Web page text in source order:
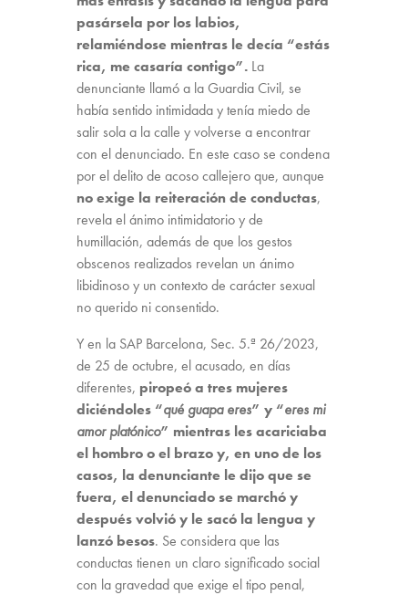
pasársela por los labios,
relamiéndose mientras le decía “estás
rica, me casaría contigo”. La
denunciante llamó a la Guardia Civil, se
había sentido intimidada y tenía miedo de
salir sola a la calle y volverse a encontrar
con el denunciado. En este caso se condena
por el delito de acoso callejero que, aunque
no exige la reiteración de conductas,
revela el ánimo intimidatorio y de
humillación, además de que los gestos
obscenos realizados revelan un ánimo
libidinoso y un contexto de carácter sexual
no querido ni consentido.
Y en la SAP Barcelona, Sec. 5.ª 26/2023,
de 25 de octubre, el acusado, en días
diferentes, piropeó a tres mujeres
diciéndoles “qué guapa eres” y “eres mi
amor platónico” mientras les acariciaba
el hombro o el brazo y, en uno de los
casos, la denunciante le dijo que se
fuera, el denunciado se marchó y
después volvió y le sacó la lengua y
lanzó besos. Se considera que las
conductas tienen un claro significado social
con la gravedad que exige el tipo penal,